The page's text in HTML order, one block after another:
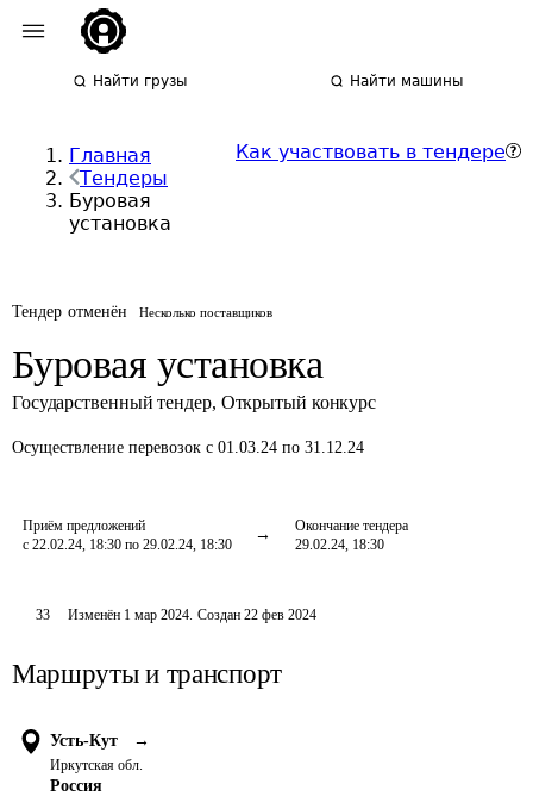
Найти грузы Найти машины
Главная
Тендеры
Буровая
установка
Как участвовать в тендере
Тендер отменён Несколько поставщиков
Буровая установка
Государственный тендер, Открытый конкурс
Осуществление перевозок с 01.03.24 по 31.12.24
Приём предложений
с 22.02.24, 18:30 по 29.02.24, 18:30
Окончание тендера
29.02.24, 18:30
33 Изменён 1 мар 2024. Создан 22 фев 2024
Маршруты и транспорт
Усть-Кут →
Иркутская обл.
Россия